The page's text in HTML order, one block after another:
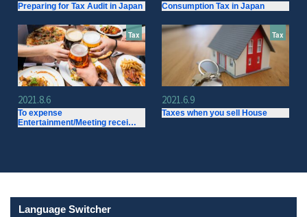
Preparing for Tax Audit in Japan Consumption Tax in Japan
Tax
2021.8.6
To expense
Entertainment/Meeting recei…
Tax
2021.6.9
Taxes when you sell House
Language Switcher